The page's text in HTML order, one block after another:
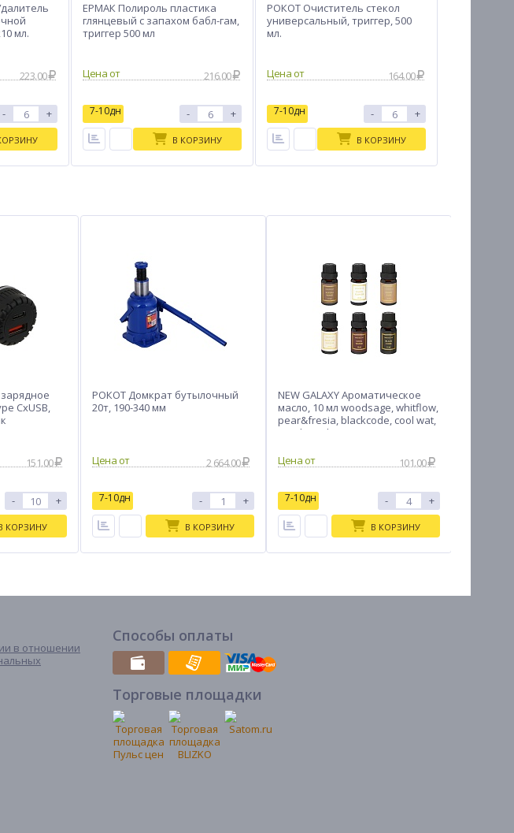
мл.
223.00
- +
ЕРМАК Полироль пластика
глянцевый с запахом бабл-гам,
триггер 500 мл
Цена от 216.00
7-10дн - +
В КОРЗИНУ
РОКОТ Очиститель стекол
универсальный, триггер, 500
мл.
Цена от 164.00
7-10дн - +
В КОРЗИНУ
CxUSB,
151.00
- +
КОРЗИНУ
РОКОТ Домкрат бутылочный
20т, 190-340 мм
2 664.00
7-10дн - +
В КОРЗИНУ
NEW GALAXY Ароматическое
масло, 10 мл woodsage, whitflow,
pear&fresia, blackcode, cool wat,
sandwood
101.00
7-10дн - +
В КОРЗИНУ
в отношении
Способы оплаты
Торговые площадки